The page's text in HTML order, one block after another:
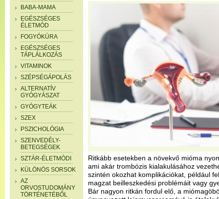
BABA-MAMA
EGÉSZSÉGES
ÉLETMÓD
FOGYÓKÚRA
EGÉSZSÉGES
TÁPLÁLKOZÁS
VITAMINOK
SZÉPSÉGÁPOLÁS
ALTERNATÍV
GYÓGYÁSZAT
GYÓGYTEÁK
SZEX
PSZICHOLÓGIA
SZENVEDÉLY-
BETEGSÉGEK
SZTÁR-ÉLETMÓDI
KÜLÖNÖS SORSOK
AZ
ORVOSTUDOMÁNY
TÖRTÉNETÉBŐL
Ritkább esetekben a növekvő mióma
ami akár trombózis kialakulásához
szintén okozhat komplikációkat, például
magzat beilleszkedési problémáit vagy
Bár nagyon ritkán fordul elő, a